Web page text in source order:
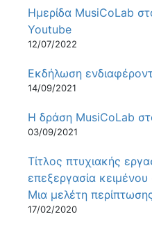
Ημερίδα MusiCoLab
Youtube
12/07/2022
Εκδήλωση
14/09/2021
Η δράση MusiCoLab
03/09/2021
Τίτλος πτυχιακής
επεξεργασία
Μια μελέτη
17/02/2020